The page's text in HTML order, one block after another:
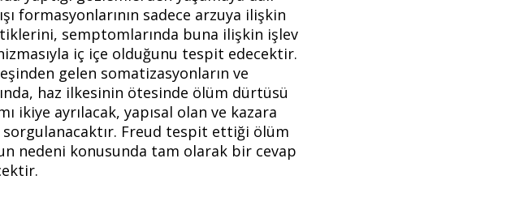
formasyonlarının sadece arzuya ilişkin
semptomlarında buna ilişkin işlev
iç içe olduğunu tespit edecektir.
gelen somatizasyonların ve
haz ilkesinin ötesinde ölüm dürtüsü
ayrılacak, yapısal olan ve kazara
Freud tespit ettiği ölüm
nedeni konusunda tam olarak bir cevap